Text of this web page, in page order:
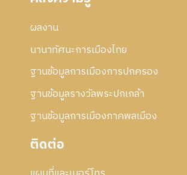
ผลงาน
นานาทัศนะการเมืองไทย
ฐานข้อมูลการเมืองการปกครอง
ฐานข้อมูลรางวัลพระปกเกล้า
ฐานข้อมูลการเมืองภาคพลเมือง
ติดต่อ